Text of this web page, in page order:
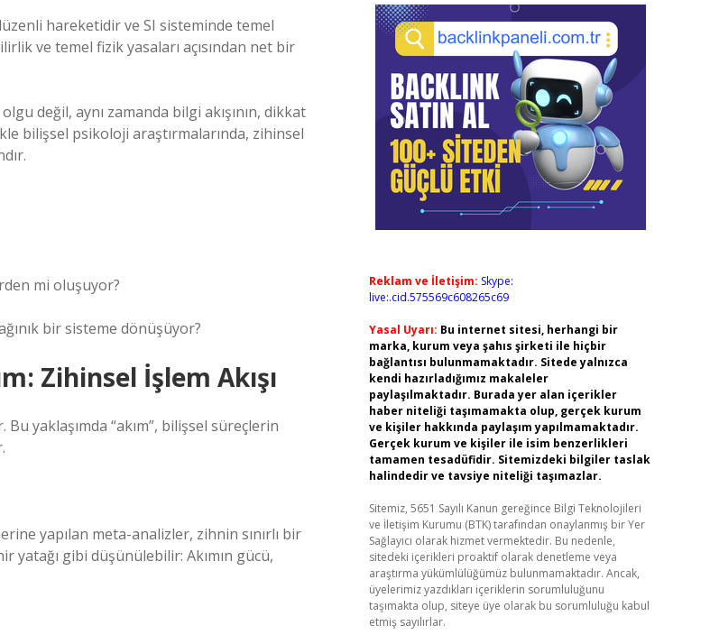
hareketidir ve SI sisteminde temel
ve temel fizik yasaları açısından net bir
değil, aynı zamanda bilgi akışının, dikkat
bilişsel psikoloji araştırmalarında, zihinsel
mi oluşuyor?
bir sisteme dönüşüyor?
Zihinsel İşlem Akışı
yaklaşımda “akım”, bilişsel süreçlerin
yapılan meta-analizler, zihnin sınırlı bir
gibi düşünülebilir: Akımın gücü,
Reklam ve İletişim: Skype:
live:.cid.575569c608265c69
Yasal Uyarı: Bu internet sitesi, herhangi bir
marka, kurum veya şahıs şirketi ile hiçbir
bağlantısı bulunmamaktadır. Sitede yalnızca
kendi hazırladığımız makaleler
paylaşılmaktadır. Burada yer alan içerikler
haber niteliği taşımamakta olup, gerçek kurum
ve kişiler hakkında paylaşım yapılmamaktadır.
Gerçek kurum ve kişiler ile isim benzerlikleri
tamamen tesadüfidir. Sitemizdeki bilgiler taslak
halindedir ve tavsiye niteliği taşımazlar.
Sitemiz, 5651 Sayılı Kanun gereğince Bilgi Teknolojileri
ve İletişim Kurumu (BTK) tarafından onaylanmış bir Yer
Sağlayıcı olarak hizmet vermektedir. Bu nedenle,
sitedeki içerikleri proaktif olarak denetleme veya
araştırma yükümlülüğümüz bulunmamaktadır. Ancak,
üyelerimiz yazdıkları içeriklerin sorumluluğunu
taşımakta olup, siteye üye olarak bu sorumluluğu kabul
etmiş sayılırlar.